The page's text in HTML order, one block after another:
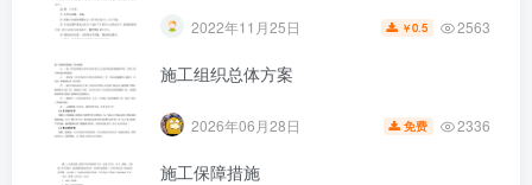
2022年11月25日 ￥0.5 2563
施工组织总体方案
2026年06月28日 免费 2336
施工保障措施